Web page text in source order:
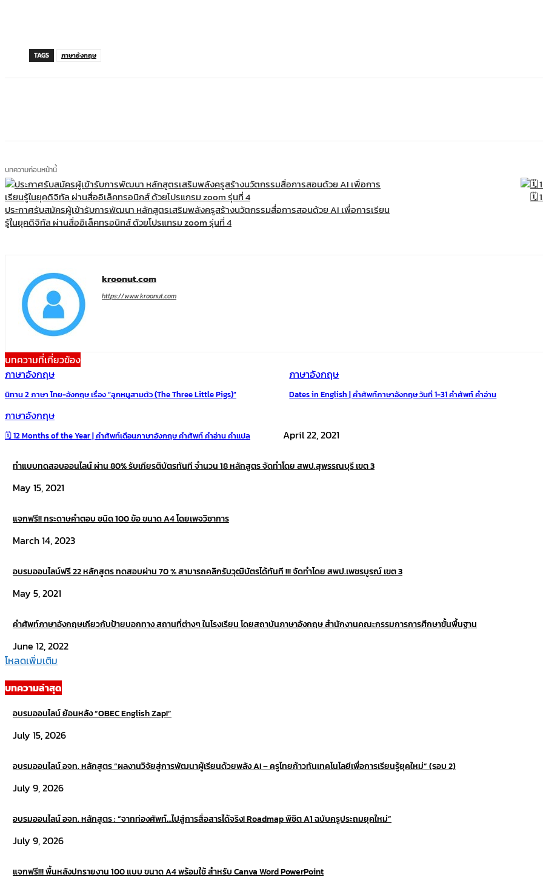
TAGS ภาษาอังกฤษ
บทความก่อนหน้านี้
ประกาศรับสมัครผู้เข้ารับการพัฒนา หลักสูตรเสริมพลังครูสร้างนวัตกรรมสื่อการสอนด้วย AI เพื่อการเรียน
รู้ในยุคดิจิทัล ผ่านสื่ออิเล็คทรอนิกส์ ด้วยโปรแกรม zoom รุ่นที่ 4
🗓
kroonut.com
https://www.kroonut.com
บทความที่เกี่ยวข้อง
ภาษาอังกฤษ
นิทาน 2 ภาษา ไทย-อังกฤษ เรื่อง “ลูกหมูสามตัว (The Three Little Pigs)”
ภาษาอังกฤษ
Dates in English | คำศัพท์ภาษาอังกฤษ วันที่ 1-31 คำศัพท์ คำอ่าน
ภาษาอังกฤษ
🗓 12 Months of the Year | คำศัพท์เดือนภาษาอังกฤษ คำศัพท์ คำอ่าน คำแปล April 22, 2021
ทำแบบทดสอบออนไลน์ ผ่าน 80% รับเกียรติบัตรทันที จำนวน 18 หลักสูตร จัดทำโดย สพป.สุพรรณบุรี เขต 3
May 15, 2021
แจกฟรี!! กระดาษคำตอบ ชนิด 100 ข้อ ขนาด A4 โดยเพจวิชาการ
March 14, 2023
อบรมออนไลน์ฟรี 22 หลักสูตร ทดสอบผ่าน 70 % สามารถคลิกรับวุฒิบัตรได้ทันที !!! จัดทำโดย สพป.เพชรบูรณ์ เขต 3
May 5, 2021
คำศัพท์ภาษาอังกฤษเกียวกับป้ายบอกทาง สถานที่ต่างๆ ในโรงเรียน โดยสถาบันภาษาอังกฤษ สำนักงานคณะกรรมการการศึกษาขั้นพื้นฐาน
June 12, 2022
โหลดเพิ่มเติม
บทความล่าสุด
อบรมออนไลน์ ย้อนหลัง “OBEC English Zap!”
July 15, 2026
อบรมออนไลน์ อจท. หลักสูตร “ผลงานวิจัยสู่การพัฒนาผู้เรียนด้วยพลัง AI – ครูไทยก้าวทันเทคโนโลยีเพื่อการเรียนรู้ยุคใหม่” (รอบ 2)
July 9, 2026
อบรมออนไลน์ อจท. หลักสูตร : “จากท่องศัพท์…ไปสู่การสื่อสารได้จริง! Roadmap พิชิต A1 ฉบับครูประถมยุคใหม่”
July 9, 2026
แจกฟรี!!! พื้นหลังปกรายงาน 100 แบบ ขนาด A4 พร้อมใช้ สำหรับ Canva Word PowerPoint